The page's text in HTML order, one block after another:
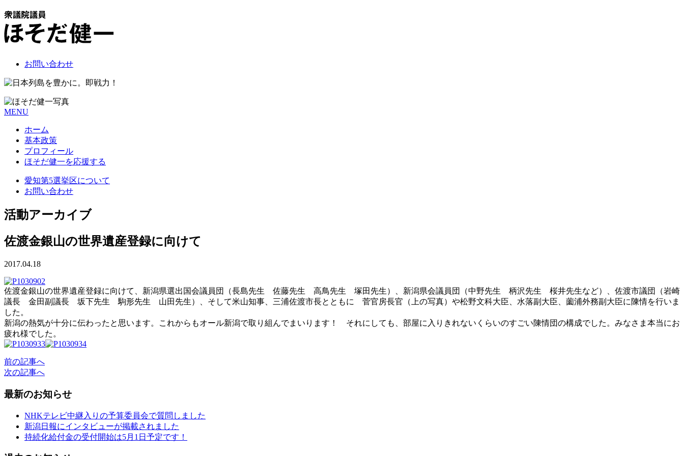
お問い合わせ
MENU
ホーム
基本政策
プロフィール
ほそだ健一を応援する
愛知第5選挙区について
お問い合わせ
活動アーカイブ
佐渡金銀山の世界遺産登録に向けて
2017.04.18
佐渡金銀山の世界遺産登録に向けて、新潟県選出国会議員団（長島先生 佐藤先生 高鳥先生 塚田先生）、新潟県会議員団（中野先生 柄沢先生 桜井先生など）、佐渡市議団（岩崎
議長 金田副議長 坂下先生 駒形先生 山田先生）、そして米山知事、三浦佐渡市長とともに 菅官房長官（上の写真）や松野文科大臣、水落副大臣、薗浦外務副大臣に陳情を行いま
した。
新潟の熱気が十分に伝わったと思います。これからもオール新潟で取り組んでまいります！ それにしても、部屋に入りきれないくらいのすごい陳情団の構成でした。みなさま本当にお
疲れ様でした。
前の記事へ
次の記事へ
最新のお知らせ
NHKテレビ中継入りの予算委員会で質問しました
新潟日報にインタビューが掲載されました
持続化給付金の受付開始は5月1日予定です！